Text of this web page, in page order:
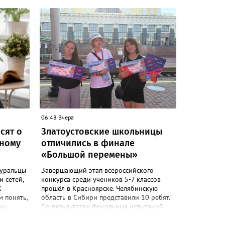
в
будут.
в
или
Olga
о
сетей,
понять,
06:48 Вчера
Златоустовские школьницы
отличились в финале
«Большой перемены»
Завершающий этап всероссийского
конкурса среди учеников 5-7 классов
прошёл в Красноярске. Челябинскую
область в Сибири представили 10 ребят.
По результатам финальных испытаний